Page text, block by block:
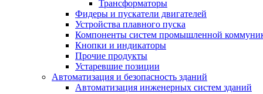
Трансформаторы
Фидеры и пускатели двигателей
Устройства плавного пуска
Компоненты систем промышленной
Кнопки и индикаторы
Прочие продукты
Устаревшие позиции
Автоматизация и безопасность зданий
Автоматизация инженерных систем зданий